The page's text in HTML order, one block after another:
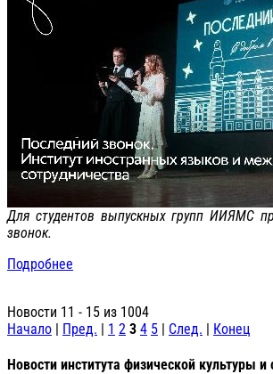
Для студентов выпускных групп ИИЯМС
звонок.
Подробнее
Новости 11 - 15 из 1004
Начало | Пред. | 1 2 3 4 5 | След. | Конец
Новости института физической культуры и